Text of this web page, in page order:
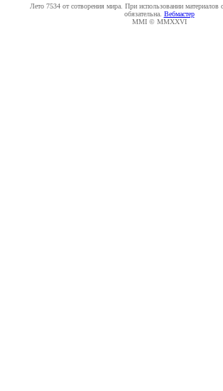
Лето 7534 от сотворения мира. При использовании материалов
обязательна. Вебмастер
MMI © MMXXVI